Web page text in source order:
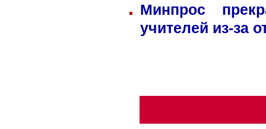
Минпрос
учителей из-за